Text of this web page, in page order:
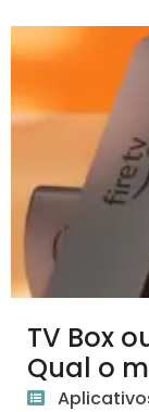
TV Box
Qual o